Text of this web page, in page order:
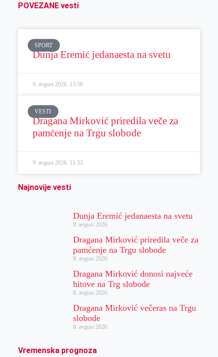
POVEZANE vesti
SPORT
Dunja Eremić jedanaesta na svetu
9. avgust 2026. 13:58
VESTI
Dragana Mirković priredila veče za
pamćenje na Trgu slobode
9. avgust 2026. 11:33
Najnovije vesti
Dunja Eremić jedanaesta na svetu
9. avgust 2026.
Dragana Mirković priredila veče za
pamćenje na Trgu slobode
9. avgust 2026.
Dragana Mirković donosi najveće
hitove na Trg slobode
8. avgust 2026.
Dragana Mirković večeras na Trgu
slobode
8. avgust 2026.
Vremenska prognoza